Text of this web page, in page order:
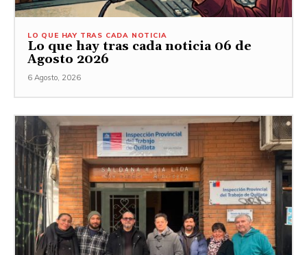
LO QUE HAY TRAS CADA NOTICIA
Lo que hay tras cada noticia 06 de
Agosto 2026
6 Agosto, 2026